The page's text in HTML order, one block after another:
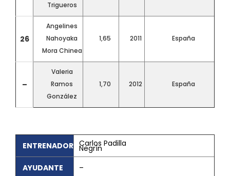
Trigueros
26
Angelines
Nahoyaka
Mora Chinea
1,65 2011 España
–
Valeria
Ramos
González
1,70 2012 España
ENTRENADOR Carlos Padilla
Negrín
AYUDANTE
–